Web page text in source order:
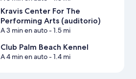
Kravis Center For The
Performing Arts (auditorio)
A 3 min en auto- 1.5 mi
Club Palm Beach Kennel
A 4 min en auto- 1.4 mi